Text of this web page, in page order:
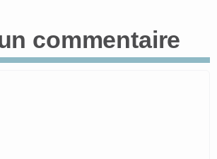
commentaire